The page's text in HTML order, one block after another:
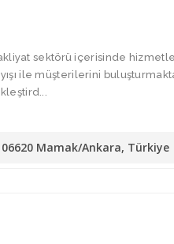
sektörü içerisinde
ile müşterilerini
Mamak/Ankara, Türkiye